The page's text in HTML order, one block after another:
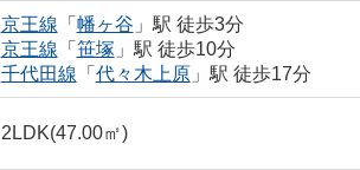
京王線 「 幡ヶ谷 」駅 徒歩3分
京王線 「 笹塚 」駅 徒歩10分
千代田線 「 代々木上原」駅 徒歩17分
2LDK(47.00㎡)